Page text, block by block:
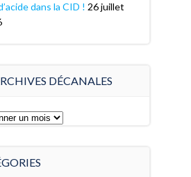
dans la CID ! 26 juillet
DÉCANALES